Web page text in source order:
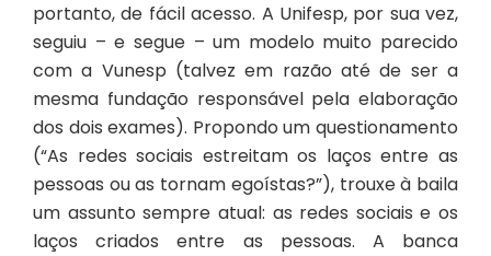
portanto, de fácil acesso. A Unifesp, por sua vez,
seguiu – e segue – um modelo muito parecido
com a Vunesp (talvez em razão até de ser a
mesma fundação responsável pela elaboração
dos dois exames). Propondo um questionamento
(“As redes sociais estreitam os laços entre as
pessoas ou as tornam egoístas?”), trouxe à baila
um assunto sempre atual: as redes sociais e os
laços criados entre as pessoas. A banca